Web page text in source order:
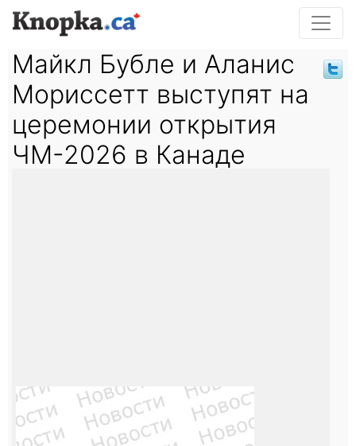
Майкл Бубле и Аланис
Мориссетт выступят на
церемонии открытия
ЧМ-2026 в Канаде